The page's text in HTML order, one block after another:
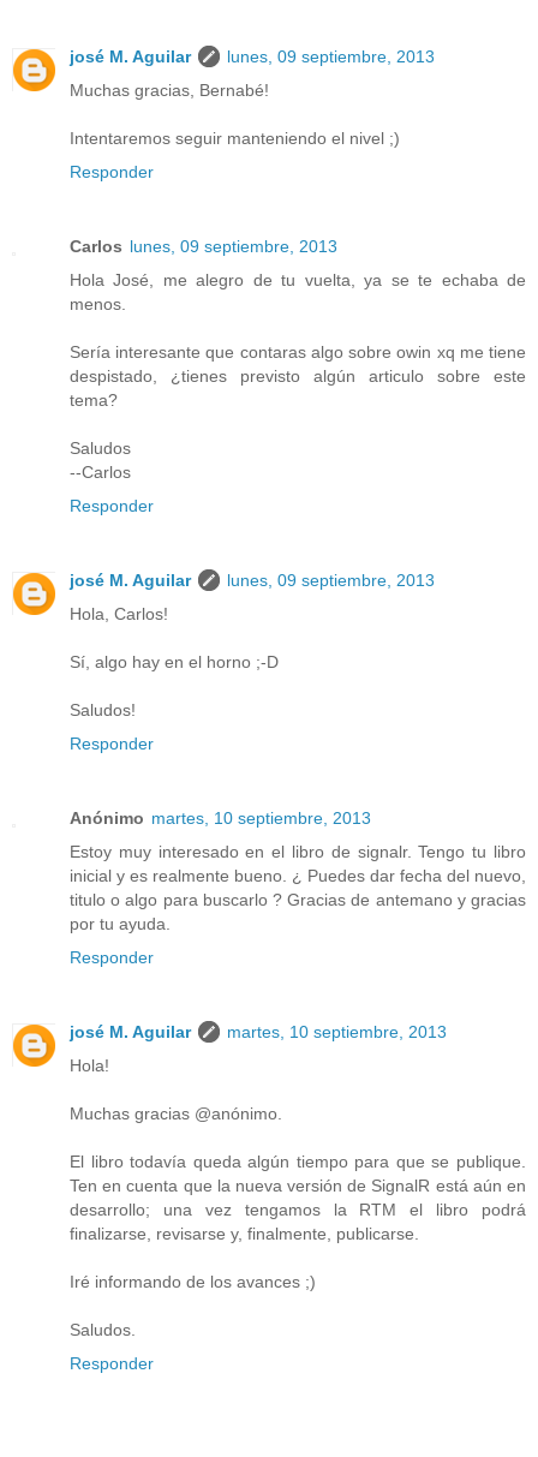
josé M. Aguilar
lunes, 09 septiembre, 2013
Muchas gracias, Bernabé!
Intentaremos seguir manteniendo el nivel ;)
Responder
Carlos lunes, 09 septiembre, 2013
Hola José, me alegro de tu vuelta, ya se te echaba de
menos.
Sería interesante que contaras algo sobre owin xq me tiene
despistado, ¿tienes previsto algún articulo sobre este
tema?
Saludos
--Carlos
Responder
josé M. Aguilar
lunes, 09 septiembre, 2013
Hola, Carlos!
Sí, algo hay en el horno ;-D
Saludos!
Responder
Anónimo martes, 10 septiembre, 2013
Estoy muy interesado en el libro de signalr. Tengo tu libro
inicial y es realmente bueno. ¿ Puedes dar fecha del nuevo,
titulo o algo para buscarlo ? Gracias de antemano y gracias
por tu ayuda.
Responder
josé M. Aguilar
martes, 10 septiembre, 2013
Hola!
Muchas gracias @anónimo.
El libro todavía queda algún tiempo para que se publique.
Ten en cuenta que la nueva versión de SignalR está aún en
desarrollo; una vez tengamos la RTM el libro podrá
finalizarse, revisarse y, finalmente, publicarse.
Iré informando de los avances ;)
Saludos.
Responder